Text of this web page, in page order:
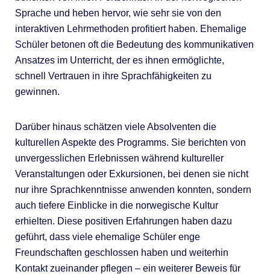
Sprache und heben hervor, wie sehr sie von den
interaktiven Lehrmethoden profitiert haben. Ehemalige
Schüler betonen oft die Bedeutung des kommunikativen
Ansatzes im Unterricht, der es ihnen ermöglichte,
schnell Vertrauen in ihre Sprachfähigkeiten zu
gewinnen.
Darüber hinaus schätzen viele Absolventen die
kulturellen Aspekte des Programms. Sie berichten von
unvergesslichen Erlebnissen während kultureller
Veranstaltungen oder Exkursionen, bei denen sie nicht
nur ihre Sprachkenntnisse anwenden konnten, sondern
auch tiefere Einblicke in die norwegische Kultur
erhielten. Diese positiven Erfahrungen haben dazu
geführt, dass viele ehemalige Schüler enge
Freundschaften geschlossen haben und weiterhin
Kontakt zueinander pflegen – ein weiterer Beweis für